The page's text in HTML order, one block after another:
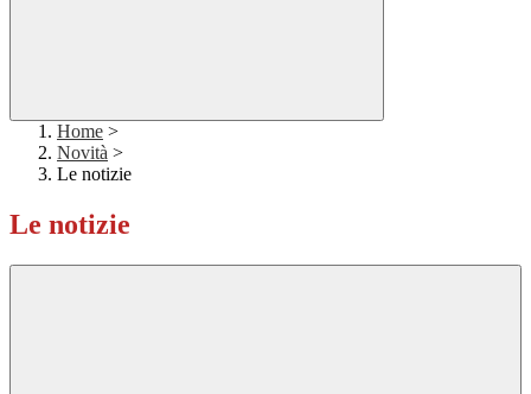
Home >
Novità >
Le notizie
Le notizie